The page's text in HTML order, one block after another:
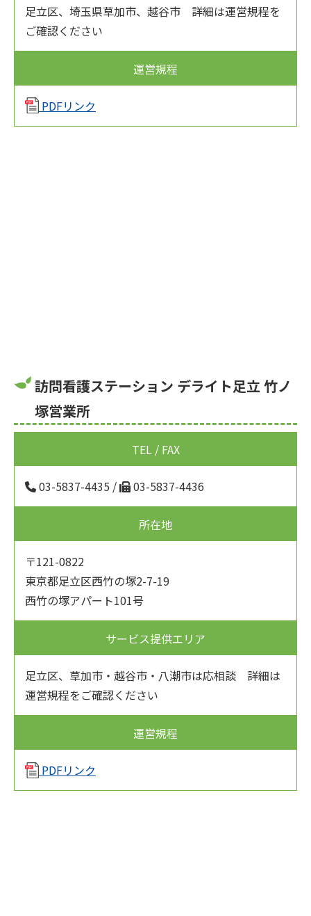
足立区、埼⽟県草加市、越⾕市 詳細は運営規程を
ご確認ください
運営規程
PDFリンク
訪問看護ステーション デライト足立 竹ノ
塚営業所
TEL / FAX
03-5837-4435 / 03-5837-4436
所在地
〒121-0822
東京都足立区西竹の塚2-7-19
西竹の塚アパート101号
サービス提供エリア
足立区、草加市・越谷市・八潮市は応相談 詳細は
運営規程をご確認ください
運営規程
PDFリンク